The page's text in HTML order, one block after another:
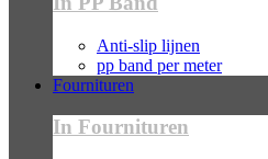
Anti-slip lijnen
pp band per meter
Fournituren
In Fournituren